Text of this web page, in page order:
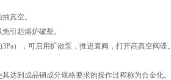
真空。
引起熔炉破裂。
），可启用扩散泵，推进直阀，打开高真空阀碟。
到成品钢成分规格要求的操作过程称为合金化。